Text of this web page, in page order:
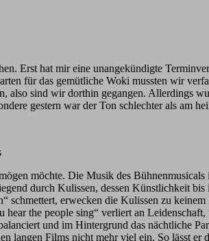
Erst hat mir eine unangekündigte
für das gemütliche Woki mussten wir
also sind wir dorthin gegangen. Allerdings
gestern war der Ton schlechter als am
möchte. Die Musik des
durch Kulissen, dessen Künstlichkeit
schmettert, erwecken die Kulissen zu
hear the people sing“ verliert an
und im Hintergrund das nächtliche
langen Films nicht mehr viel ein. So lässt er